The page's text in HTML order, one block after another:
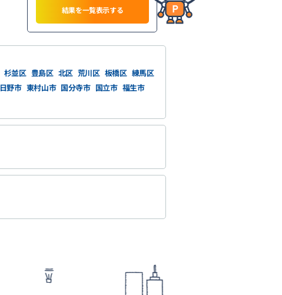
結果を一覧表示する
杉並区 豊島区 北区 荒川区 板橋区 練馬区
日野市 東村山市 国分寺市 国立市 福生市